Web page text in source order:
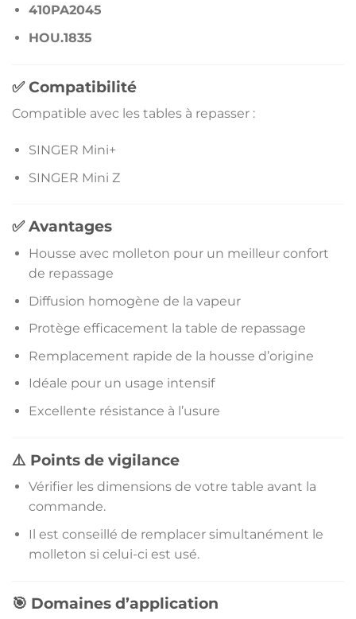
410PA2045
HOU.1835
✅ Compatibilité
Compatible avec les tables à repasser :
SINGER Mini+
SINGER Mini Z
✅ Avantages
Housse avec molleton pour un meilleur confort
de repassage
Diffusion homogène de la vapeur
Protège efficacement la table de repassage
Remplacement rapide de la housse d’origine
Idéale pour un usage intensif
Excellente résistance à l’usure
⚠️ Points de vigilance
Vérifier les dimensions de votre table avant la
commande.
Il est conseillé de remplacer simultanément le
molleton si celui-ci est usé.
🎯 Domaines d’application